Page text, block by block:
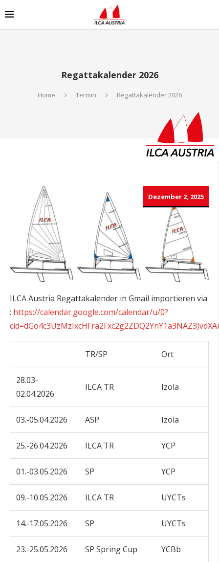
Regattakalender 2026
Home Termin Regattakalender 2026
Dezember 2, 2025
ILCA Austria Regattakalender in Gmail importieren via
: https://calendar.google.com/calendar/u/0?
TR/SP Ort
28.03-
02.04.2026
ILCA TR Izola
03.-05.04.2026 ASP Izola
25.-26.04.2026 ILCA TR YCP
01.-03.05.2026 SP YCP
09.-10.05.2026 ILCA TR UYCTs
14.-17.05.2026 SP UYCTs
23.-25.05.2026 SP Spring Cup YCBb